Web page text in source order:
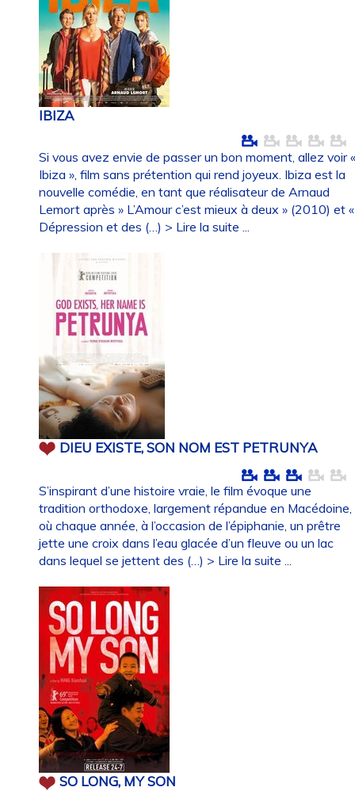
IBIZA
Si vous avez envie de passer un bon moment, allez voir
Ibiza », film sans prétention qui rend joyeux. Ibiza est la
nouvelle comédie, en tant que réalisateur de Arnaud
Lemort après » L’Amour c’est mieux à deux » (2010) et «
Dépression et des (…) > Lire la suite ...
DIEU EXISTE, SON NOM EST PETRUNYA
S’inspirant d’une histoire vraie, le film évoque une
tradition orthodoxe, largement répandue en Macédoine,
où chaque année, à l’occasion de l’épiphanie, un prêtre
jette une croix dans l’eau glacée d’un fleuve ou un lac
dans lequel se jettent des (…) > Lire la suite ...
SO LONG, MY SON